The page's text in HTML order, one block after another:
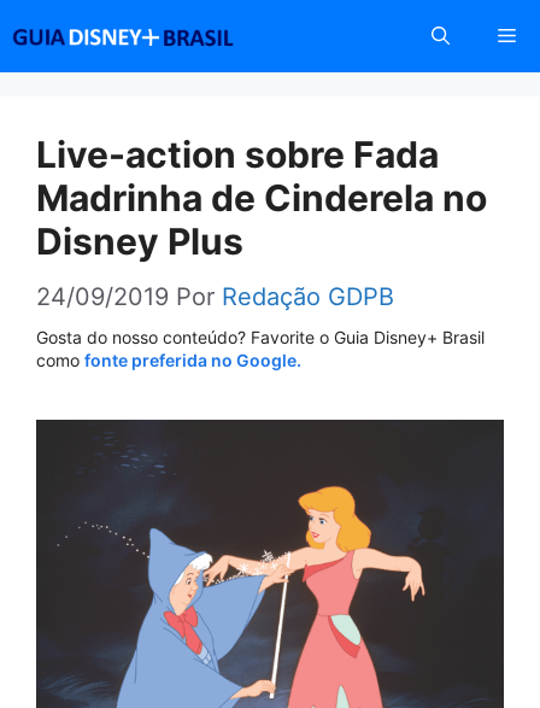
conteúdo
Live-action sobre Fada
Madrinha de Cinderela no
Disney Plus
24/09/2019 Por Redação GDPB
Gosta do nosso conteúdo? Favorite o Guia Disney+ Brasil
como fonte preferida no Google.